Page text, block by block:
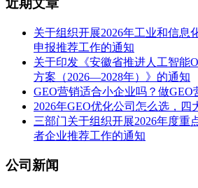
近期文章
关于组织开展2026年工业和信息
申报推荐工作的通知
关于印发《安徽省推进人工智能
方案（2026—2028年）》的通知
GEO营销适合小企业吗？做GEO
2026年GEO优化公司怎么选，四
三部门关于组织开展2026年度重
者企业推荐工作的通知
公司新闻